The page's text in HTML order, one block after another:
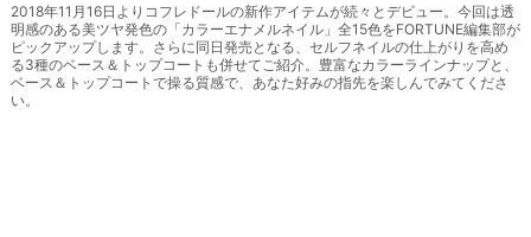
2018年11月16日よりコフレドールの新作アイテムが続々とデビュー。今回は透
明感のある美ツヤ発色の「カラーエナメルネイル」全15色をFORTUNE編集部が
ピックアップします。さらに同日発売となる、セルフネイルの仕上がりを高め
る3種のベース＆トップコートも併せてご紹介。豊富なカラーラインナップと、
ベース＆トップコートで操る質感で、あなた好みの指先を楽しんでみてくださ
い。